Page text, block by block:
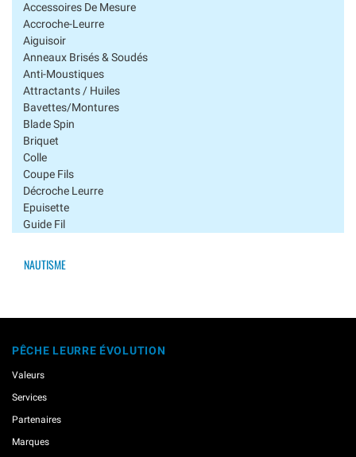
Accessoires De Mesure
Accroche-Leurre
Aiguisoir
Anneaux Brisés & Soudés
Anti-Moustiques
Attractants / Huiles
Bavettes/montures
Blade Spin
Briquet
Colle
Coupe Fils
Décroche Leurre
Epuisette
Guide Fil
Lampes Uv
Line Stopper
Pesons
Pinces À Poisson
Plombs/lest
Porte Clé
Protection Moulinet
Protèges Hameçons
NAUTISME
PÊCHE LEURRE ÉVOLUTION
Valeurs
Services
Partenaires
Marques